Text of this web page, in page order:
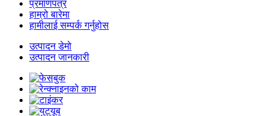
प्रमाणपत्र
हाम्रो बारेमा
हामीलाई सम्पर्क गर्नुहोस
उत्पादन डेमो
उत्पादन जानकारी